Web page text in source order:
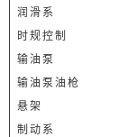
润滑系
时规控制
输油泵
输油泵油枪
悬架
制动系